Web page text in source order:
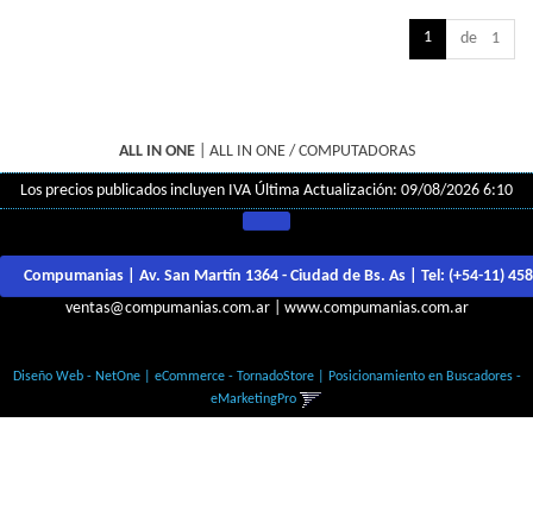
1 de 1
ALL IN ONE| ALL IN ONE / COMPUTADORAS
Los precios publicados incluyen IVA Última Actualización: 09/08/2026 6:10
Compumanias | Av. San Martín 1364 - Ciudad de Bs. As | Tel: (+54-11)
ventas@compumanias.com.ar| www.compumanias.com.ar
Diseño Web - NetOne| eCommerce - TornadoStore| Posicionamiento en Buscadores -
eMarketingPro